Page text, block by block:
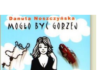
i TUTAJ . Gdy już
z psem, a Amber - z
na wspólny jesienny
się stało psica miała